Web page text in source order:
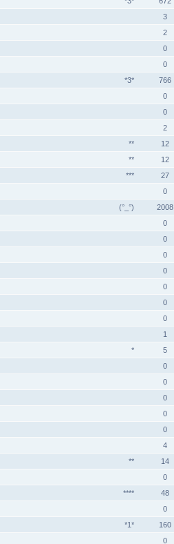
3
2
0
0
*3*
766
0
0
2
**
12
**
12
***
27
0
(°_°)
2008
0
0
0
0
0
0
0
1
*
5
0
0
0
0
0
4
**
14
0
****
48
0
*1*
160
0